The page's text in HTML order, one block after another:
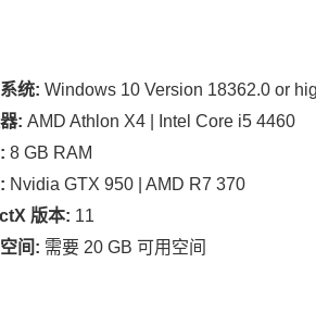
统: Windows 10 Version 18362.0 or
: AMD Athlon X4 | Intel Core i5 4460
8 GB RAM
Nvidia GTX 950 | AMD R7 370
版本: 11
间: 需要 20 GB 可用空间